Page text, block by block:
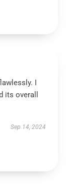
I
its overall
Sep 14, 2024